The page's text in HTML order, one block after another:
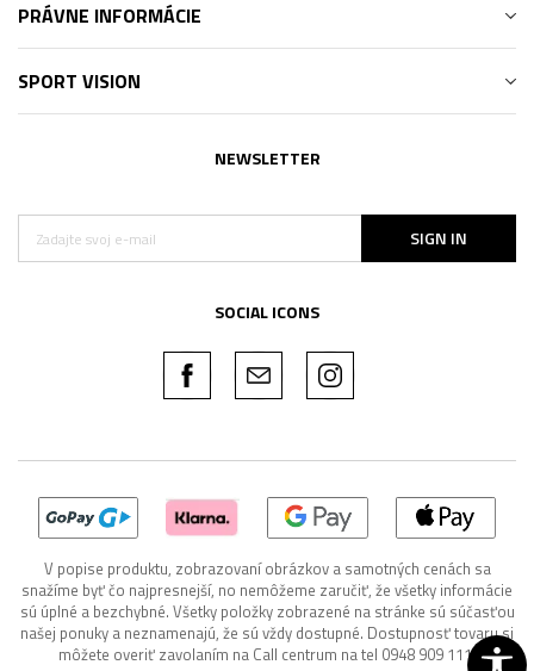
PRÁVNE INFORMÁCIE
SPORT VISION
NEWSLETTER
SIGN IN
SOCIAL ICONS
V popise produktu, zobrazovaní obrázkov a samotných cenách sa
snažíme byť čo najpresnejší, no nemôžeme zaručiť, že všetky informácie
sú úplné a bezchybné. Všetky položky zobrazené na stránke sú súčasťou
našej ponuky a neznamenajú, že sú vždy dostupné. Dostupnosť tovaru si
môžete overiť zavolaním na Call centrum na tel 0948 909 111.